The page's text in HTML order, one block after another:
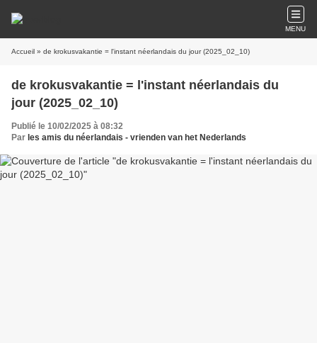
MENU
Accueil » de krokusvakantie = l'instant néerlandais du jour (2025_02_10)
de krokusvakantie = l'instant néerlandais du
jour (2025_02_10)
Publié le 10/02/2025 à 08:32
Par les amis du néerlandais - vrienden van het Nederlands